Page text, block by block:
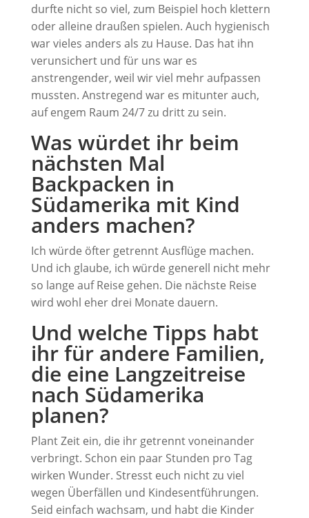
durfte nicht so viel, zum Beispiel hoch klettern
oder alleine draußen spielen. Auch hygienisch
war vieles anders als zu Hause. Das hat ihn
verunsichert und für uns war es
anstrengender, weil wir viel mehr aufpassen
mussten. Anstregend war es mitunter auch,
auf engem Raum 24/7 zu dritt zu sein.
Was würdet ihr beim
nächsten Mal
Backpacken in
Südamerika mit Kind
anders machen?
Ich würde öfter getrennt Ausflüge machen.
Und ich glaube, ich würde generell nicht mehr
so lange auf Reise gehen. Die nächste Reise
wird wohl eher drei Monate dauern.
Und welche Tipps habt
ihr für andere Familien,
die eine Langzeitreise
nach Südamerika
planen?
Plant Zeit ein, die ihr getrennt voneinander
verbringt. Schon ein paar Stunden pro Tag
wirken Wunder. Stresst euch nicht zu viel
wegen Überfällen und Kindesentführungen.
Seid einfach wachsam, und habt die Kinder